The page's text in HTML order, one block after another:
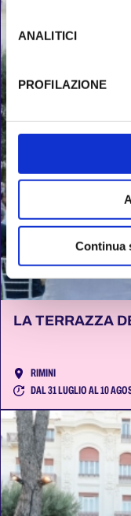
l’implementazione
Tutela dei
informazioni
ANALITICI
PROFILAZIONE
Continua
LA TERRAZZA
RIMINI
DAL 31 LUGLIO AL 10